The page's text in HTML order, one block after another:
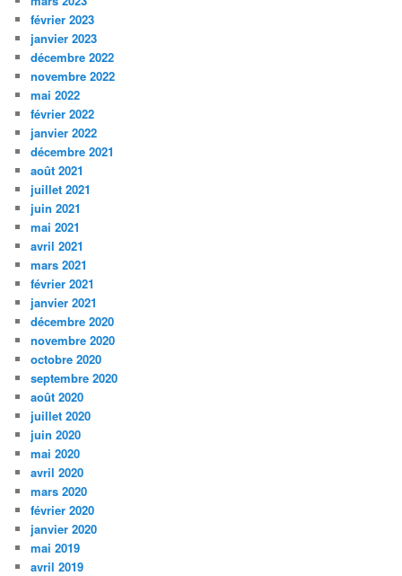
février 2023
janvier 2023
décembre 2022
novembre 2022
mai 2022
février 2022
janvier 2022
décembre 2021
août 2021
juillet 2021
juin 2021
mai 2021
avril 2021
mars 2021
février 2021
janvier 2021
décembre 2020
novembre 2020
octobre 2020
septembre 2020
août 2020
juillet 2020
juin 2020
mai 2020
avril 2020
mars 2020
février 2020
janvier 2020
mai 2019
avril 2019